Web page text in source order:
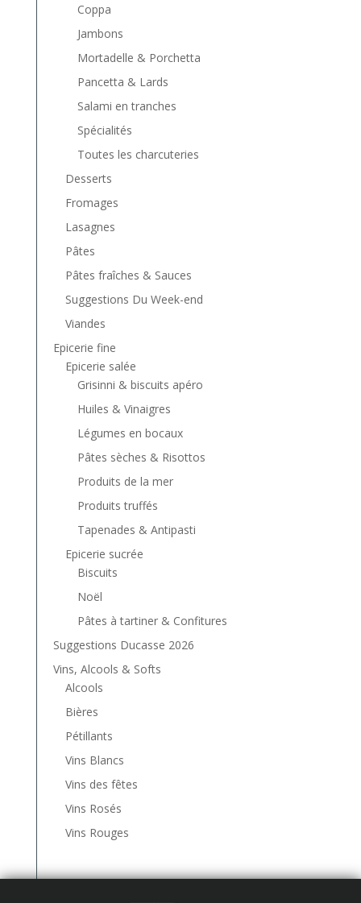
Coppa
Jambons
Mortadelle & Porchetta
Pancetta & Lards
Salami en tranches
Spécialités
Toutes les charcuteries
Desserts
Fromages
Lasagnes
Pâtes
Pâtes fraîches & Sauces
Suggestions Du Week-end
Viandes
Epicerie fine
Epicerie salée
Grisinni & biscuits apéro
Huiles & Vinaigres
Légumes en bocaux
Pâtes sèches & Risottos
Produits de la mer
Produits truffés
Tapenades & Antipasti
Epicerie sucrée
Biscuits
Noël
Pâtes à tartiner & Confitures
Suggestions Ducasse 2026
Vins, Alcools & Softs
Alcools
Bières
Pétillants
Vins Blancs
Vins des fêtes
Vins Rosés
Vins Rouges